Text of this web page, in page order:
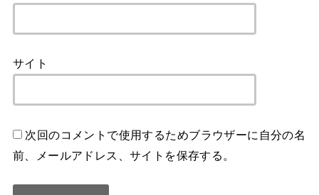
サイト
次回のコメントで使用するためブラウザーに自分の名
前、メールアドレス、サイトを保存する。